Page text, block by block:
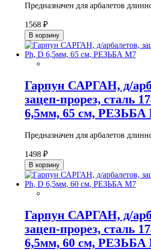
Предназначен для арбалетов
1568 ₽
В корзину
Гарпун САРГАН, д/
зацеп-прорез, сталь
6,5мм, 65 см,
Предназначен для арбалетов
1498 ₽
В корзину
Гарпун САРГАН, д/
зацеп-прорез, сталь
6,5мм, 60 см,